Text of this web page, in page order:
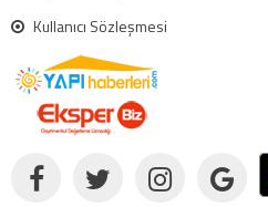
Kullanıcı Sözleşmesi